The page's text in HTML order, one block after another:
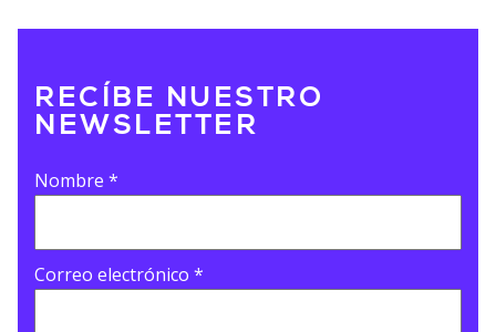
RECÍBE NUESTRO
NEWSLETTER
Nombre *
Correo electrónico *